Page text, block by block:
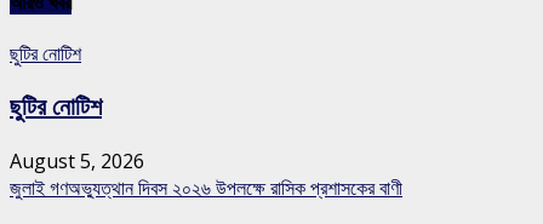
ছুটির নোটিশ
ছুটির নোটিশ
August 5, 2026
জুলাই গণঅভ্যুত্থান দিবস ২০২৬ উপলক্ষে রাসিক প্রশাসকের বাণী